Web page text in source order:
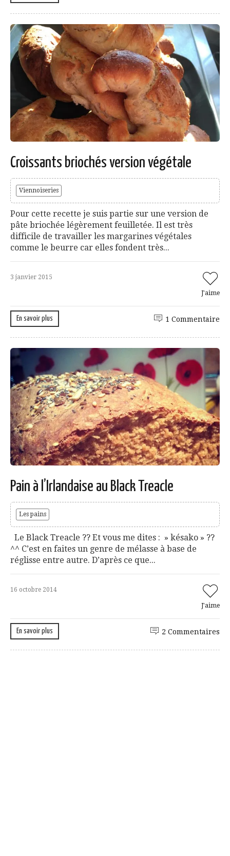
Croissants briochés version végétale
Viennoiseries
Pour cette recette je suis partie sur une version de
pâte briochée légèrement feuilletée. Il est très
difficile de travailler les margarines végétales
comme le beurre car elles fondent très...
3 janvier 2015
J'aime
En savoir plus 1 Commentaire
Pain à l’Irlandaise au Black Treacle
Les pains
Le Black Treacle ?? Et vous me dites : » késako » ??
^^ C’est en faites un genre de mélasse à base de
réglisse entre autre. D’après ce que...
16 octobre 2014
J'aime
En savoir plus 2 Commentaires